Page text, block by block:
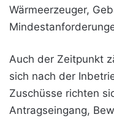
Wärmeerzeuger,
Auch der Zeitpunkt
sich nach der
Zuschüsse richten
Antragseingang,